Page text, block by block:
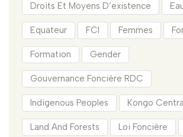
Droits Et Moyens D’existence
Equateur FCI Femmes
Formation Gender
Gouvernance Foncière RDC
Indigenous Peoples Kongo
Land And Forests Loi Foncière